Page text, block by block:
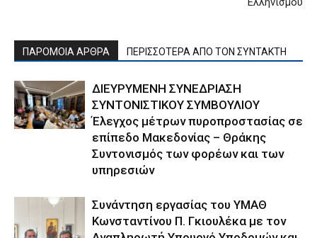
ΠΑΡΟΜΟΙΑ ΑΡΘΡΑ ΠΕΡΙΣΣΟΤΕΡΑ ΑΠΟ ΤΟΝ ΣΥΝΤΑΚΤΗ
ΔΙΕΥΡΥΜΕΝΗ ΣΥΝΕΔΡΙΑΣΗ
ΣΥΝΤΟΝΙΣΤΙΚΟΥ ΣΥΜΒΟΥΛΙΟΥ
Έλεγχος μέτρων πυροπροστασίας σε
επίπεδο Μακεδονίας – Θράκης
Συντονισμός των φορέων και των
υπηρεσιών
Συνάντηση εργασίας του ΥΜΑΘ
Κωνσταντίνου Π. Γκιουλέκα με τον